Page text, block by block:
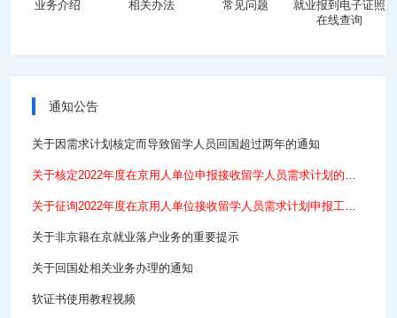
业务介绍 相关办法 常见问题
就业报到电子证照
在线查询
通知公告
关于因需求计划核定而导致留学人员回国超过两年的通知
关于非京籍在京就业落户业务的重要提示
关于回国处相关业务办理的通知
软证书使用教程视频